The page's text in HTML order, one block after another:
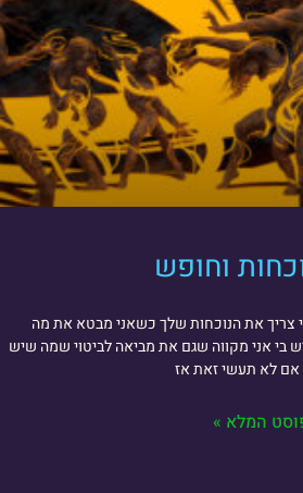
וחופש
צריך את הנוכחות שלך כשאני מבטא את מה
בי אני מקווה שגם את מביאה לביטוי שמה שיש
אם לא תעשי זאת אז
המלא »